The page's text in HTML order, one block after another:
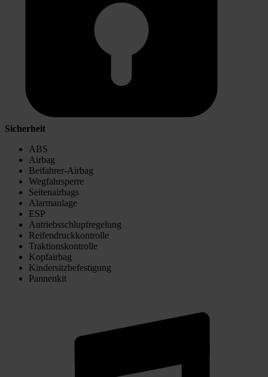
Sicherheit
ABS
Airbag
Beifahrer-Airbag
Wegfahrsperre
Seitenairbags
Alarmanlage
ESP
Antriebsschlupfregelung
Reifendruckkontrolle
Traktionskontrolle
Kopfairbag
Kindersitzbefestigung
Pannenkit